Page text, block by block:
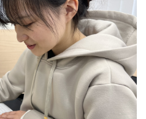
i
o
n
i
o